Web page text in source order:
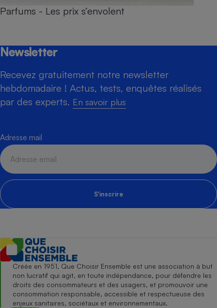
Parfums - Les prix s’envolent
Newsletter
Recevez gratuitement notre newsletter
hebdomadaire ! Actus, tests, enquêtes réalisés
par des experts. En savoir plus
Adresse mail
S'inscrire
Créée en 1951, Que Choisir Ensemble est une association à but
non lucratif qui agit, en toute indépendance, pour défendre les
droits des consommateurs et des usagers, et promouvoir une
consommation responsable, accessible et respectueuse des
enjeux sanitaires, sociétaux et environnementaux.